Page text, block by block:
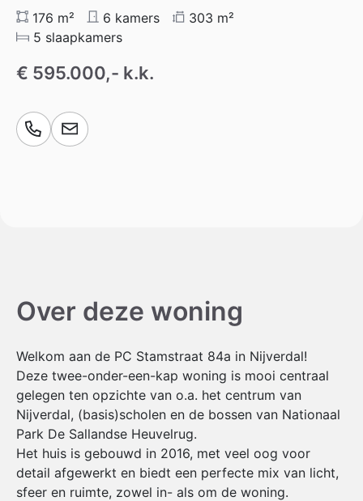
176 m² 6 kamers
303 m²
5 slaapkamers
€ 595.000,- k.k.
Over deze woning
Welkom aan de PC Stamstraat 84a in Nijverdal!
Deze twee-onder-een-kap woning is mooi centraal
gelegen ten opzichte van o.a. het centrum van
Nijverdal, (basis)scholen en de bossen van Nationaal
Park De Sallandse Heuvelrug.
Het huis is gebouwd in 2016, met veel oog voor
detail afgewerkt en biedt een perfecte mix van licht,
sfeer en ruimte, zowel in- als om de woning.